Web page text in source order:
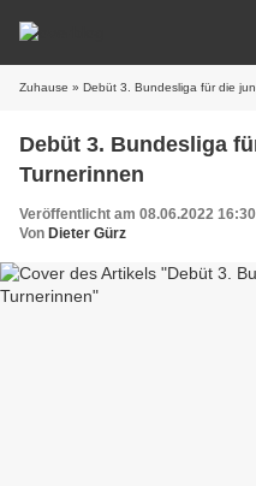
Zuhause » Debüt 3. Bundesliga für die
Debüt 3. Bundesliga
Turnerinnen
Veröffentlicht am 08.06.2022 16:30
Von Dieter Gürz